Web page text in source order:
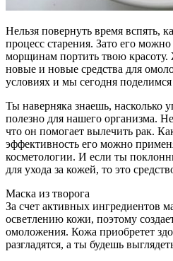
Нельзя повернуть время вспять,
процесс старения. Зато его
морщинам портить твою
новые и новые средства для
условиях и мы сегодня
Ты наверняка знаешь, насколько
полезно для нашего организма.
что он помогает вылечить рак.
эффективность его можно
косметологии. И если ты
для ухода за кожей, то это
Маска из творога
За счет активных ингредиентов
осветлению кожи, поэтому
омоложения. Кожа приобретет
разгладятся, а ты будешь